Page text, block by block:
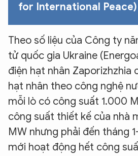
for International Peace)
Theo số liệu của Công ty
tử quốc gia Ukraine
điện hạt nhân Zaporizhzhia
hạt nhân theo công nghệ
mỗi lò có công suất 1.000
công suất thiết kế của nhà
MW nhưng phải đến tháng
mới hoạt động hết công